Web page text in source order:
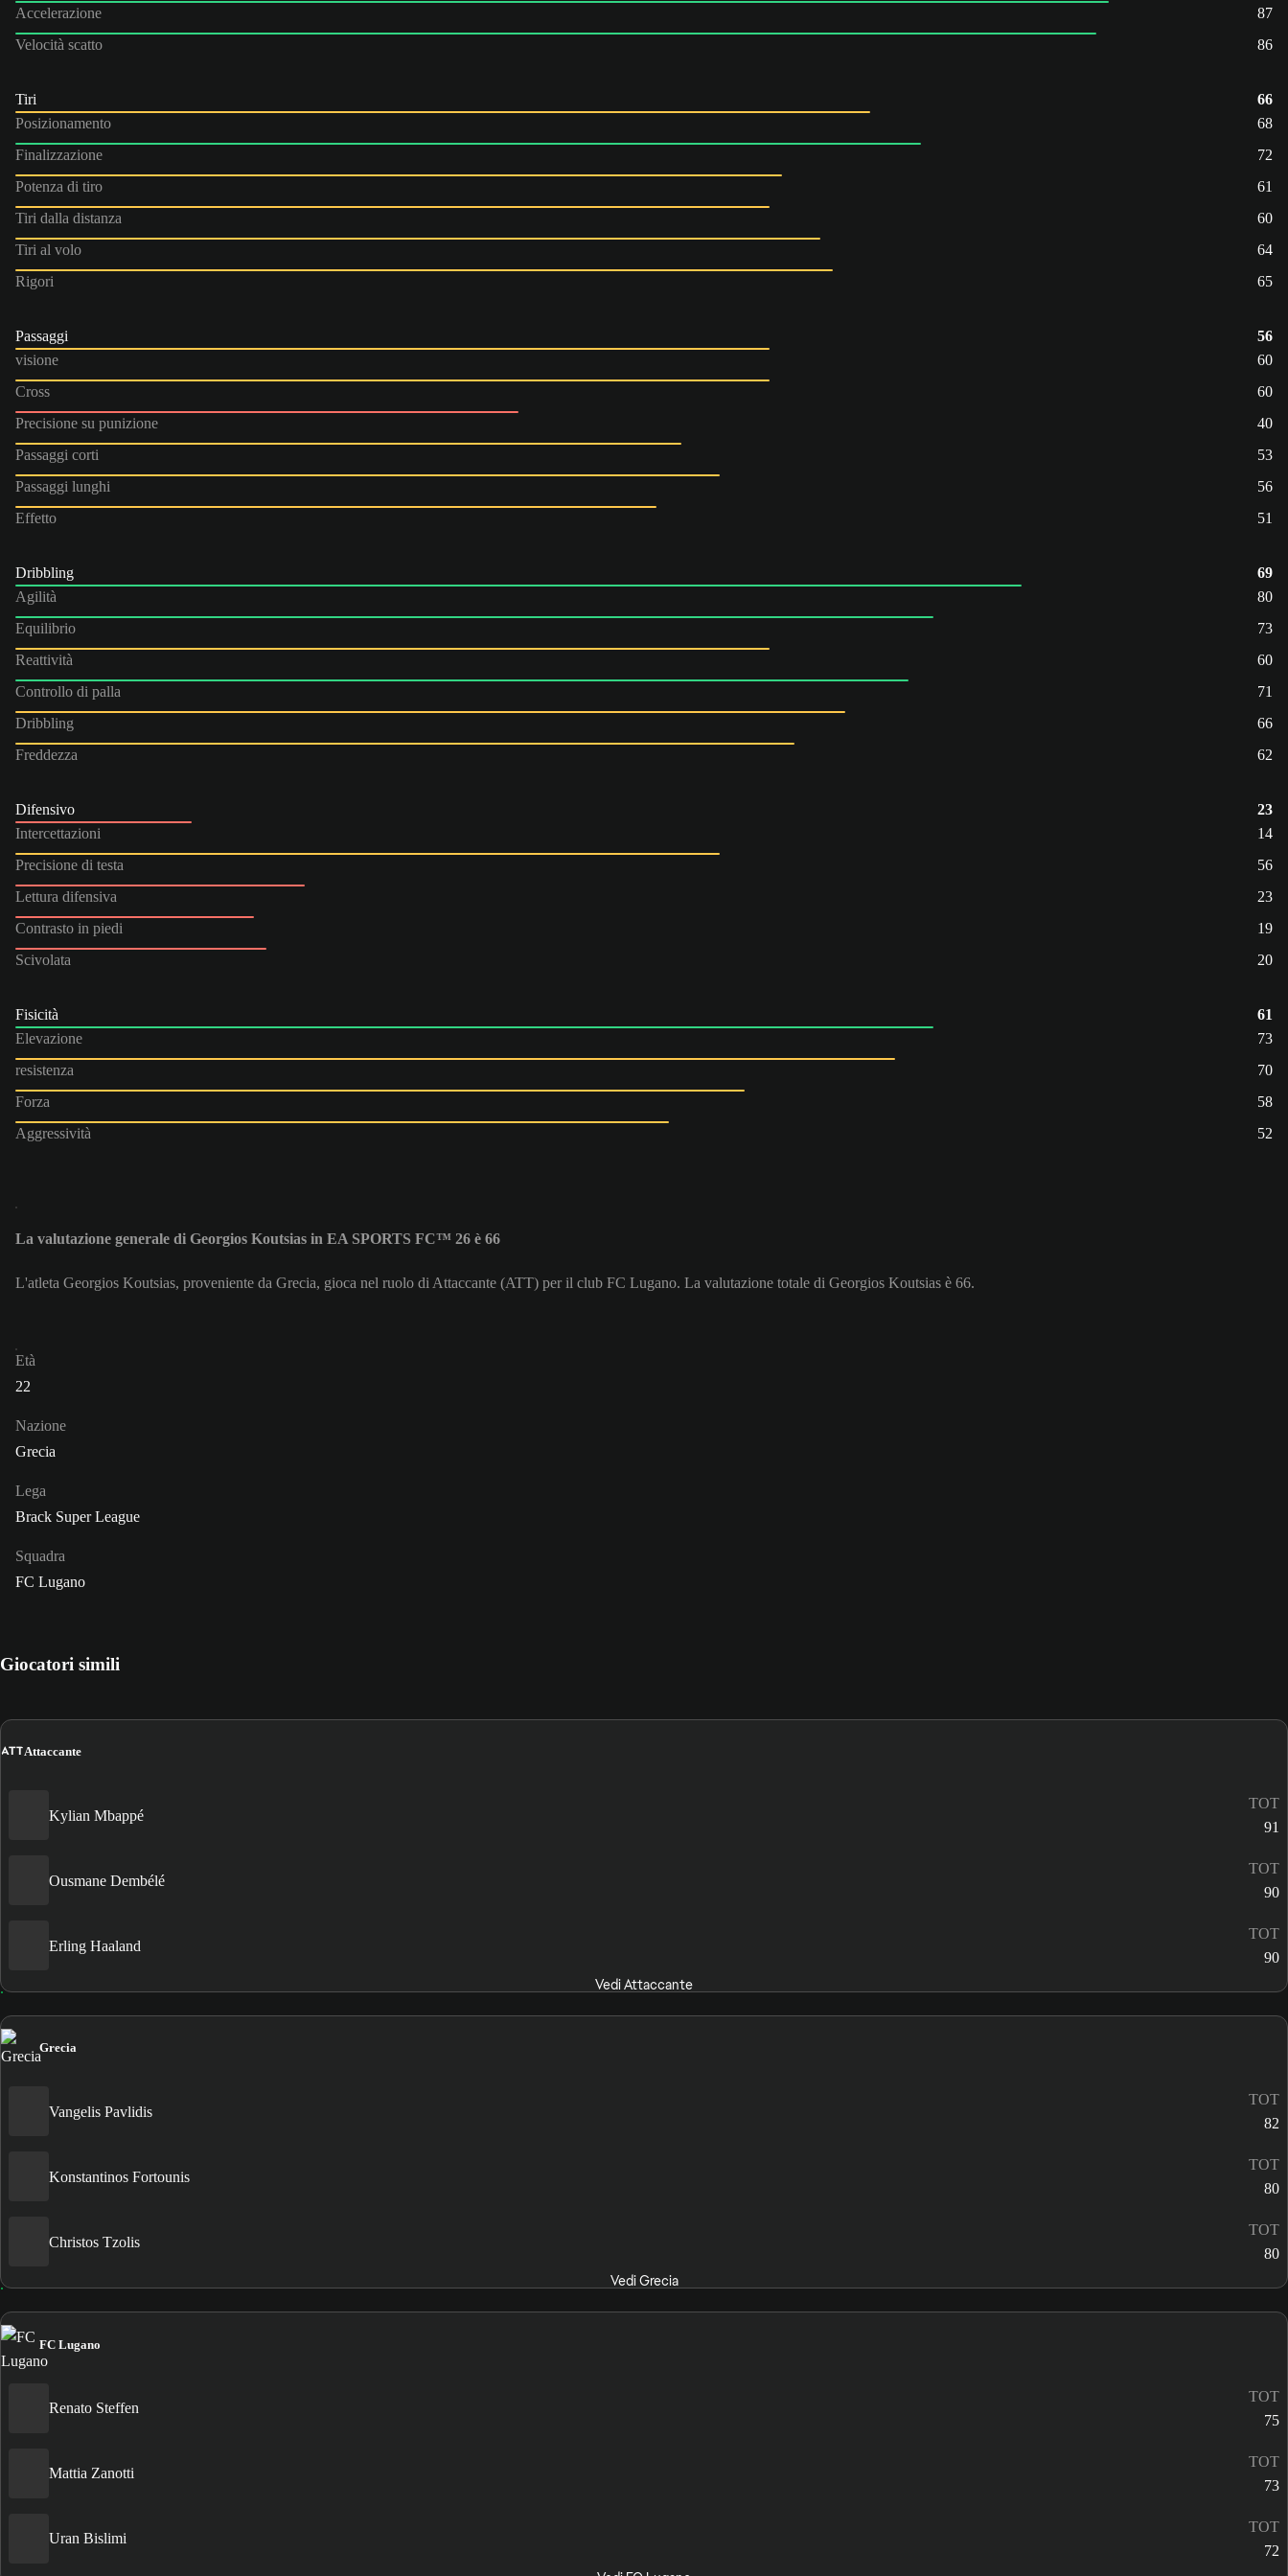
Accelerazione
87
Velocità scatto
86
Tiri
66
Posizionamento
68
Finalizzazione
72
Potenza di tiro
61
Tiri dalla distanza
60
Tiri al volo
64
Rigori
65
Passaggi
56
visione
60
Cross
60
Precisione su punizione
40
Passaggi corti
53
Passaggi lunghi
56
Effetto
51
Dribbling
69
Agilità
80
Equilibrio
73
Reattività
60
Controllo di palla
71
Dribbling
66
Freddezza
62
Difensivo
23
Intercettazioni
14
Precisione di testa
56
Lettura difensiva
23
Contrasto in piedi
19
Scivolata
20
Fisicità
61
Elevazione
73
resistenza
70
Forza
58
Aggressività
52
La valutazione generale di Georgios Koutsias in EA SPORTS FC™ 26 è 66
L'atleta Georgios Koutsias, proveniente da Grecia, gioca nel ruolo di Attaccante (ATT) per il club FC Lugano. La valutazione totale di Georgios Koutsias è 66.
Età
22
Nazione
Grecia
Lega
Brack Super League
Squadra
FC Lugano
Giocatori simili
ATTAttaccante
Kylian Mbappé
TOT
91
Ousmane Dembélé
TOT
90
Erling Haaland
TOT
90
Vedi Attaccante
Grecia
Vangelis Pavlidis
TOT
82
Konstantinos Fortounis
TOT
80
Christos Tzolis
TOT
80
Vedi Grecia
FC Lugano
Renato Steffen
TOT
75
Mattia Zanotti
TOT
73
Uran Bislimi
TOT
72